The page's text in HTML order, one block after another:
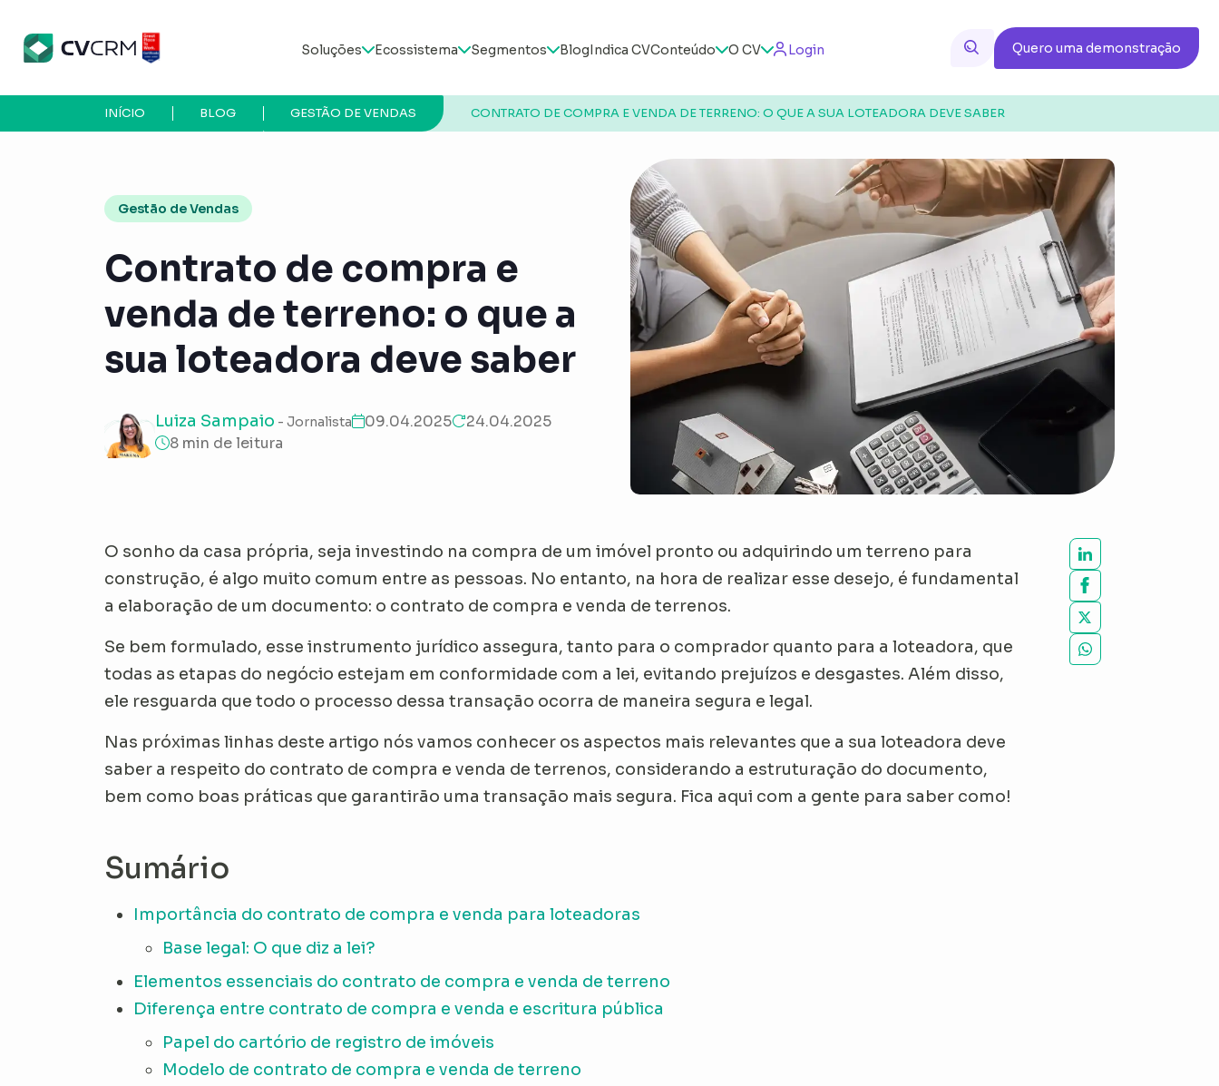
Soluções Ecossistema Segmentos BlogIndica CVConteúdo O CV Login Quero uma demonstração
CONTRATO DE COMPRA E VENDA DE TERRENO: O QUE A SUA LOTEADORA DEVE SABER
GESTÃO DE VENDAS
BLOG
INÍCIO
Gestão de Vendas
Contrato de compra e
venda de terreno: o que a
sua loteadora deve saber
Luiza Sampaio - Jornalista 09.04.2025
24.04.2025
8 min de leitura
O sonho da casa própria, seja investindo na compra de um imóvel pronto ou adquirindo um terreno para
construção, é algo muito comum entre as pessoas. No entanto, na hora de realizar esse desejo, é fundamental
a elaboração de um documento: o contrato de compra e venda de terrenos.
Se bem formulado, esse instrumento jurídico assegura, tanto para o comprador quanto para a loteadora, que
todas as etapas do negócio estejam em conformidade com a lei, evitando prejuízos e desgastes. Além disso,
ele resguarda que todo o processo dessa transação ocorra de maneira segura e legal.
Nas próximas linhas deste artigo nós vamos conhecer os aspectos mais relevantes que a sua loteadora deve
saber a respeito do contrato de compra e venda de terrenos, considerando a estruturação do documento,
bem como boas práticas que garantirão uma transação mais segura. Fica aqui com a gente para saber como!
Sumário
Importância do contrato de compra e venda para loteadoras
Base legal: O que diz a lei?
Elementos essenciais do contrato de compra e venda de terreno
Diferença entre contrato de compra e venda e escritura pública
Papel do cartório de registro de imóveis
Modelo de contrato de compra e venda de terreno